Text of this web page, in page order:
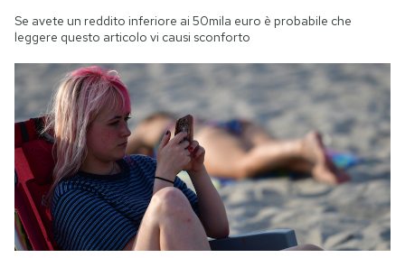
Se avete un reddito inferiore ai 50mila euro è probabile che
leggere questo articolo vi causi sconforto